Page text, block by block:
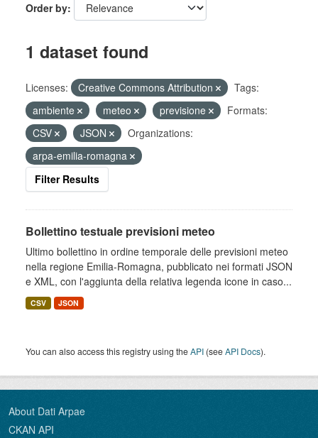
Order by
1 dataset found
Licenses: Creative Commons Attribution
Tags:
ambiente
meteo previsione
Formats:
CSV
JSON
Organizations:
arpa-emilia-romagna
Filter Results
Bollettino testuale previsioni meteo
Ultimo bollettino in ordine temporale delle previsioni meteo
nella regione Emilia-Romagna, pubblicato nei formati JSON
e XML, con l'aggiunta della relativa legenda icone in caso...
CSV JSON
You can also access this registry using theAPI (seeAPI Docs).
About Dati Arpae
CKAN API